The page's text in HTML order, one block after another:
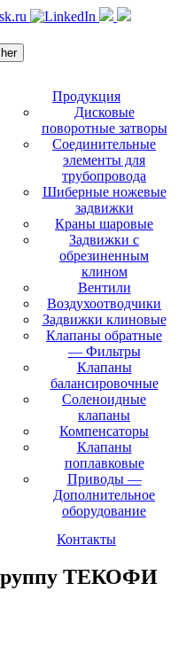
Продукция
Дисковые
поворотные затворы
Соединительные
элементы для
трубопровода
Шиберные ножевые
задвижки
Краны шаровые
Задвижки с
обрезиненным
клином
Вентили
Воздухоотводчики
Задвижки клиновые
Клапаны обратные
— Фильтры
Клапаны
балансировочные
Соленоидные
клапаны
Компенсаторы
Клапаны
поплавковые
Приводы —
Дополнительное
оборудование
Контакты
ТЕКОФИ